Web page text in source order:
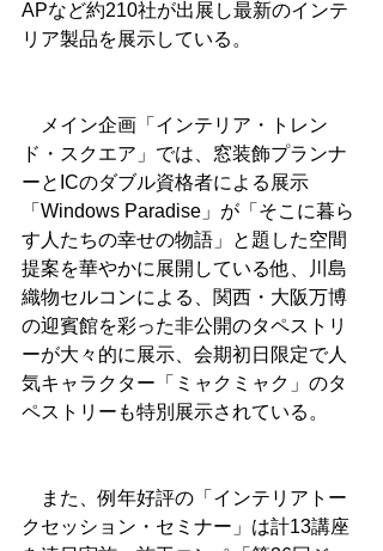
APなど約210社が出展し最新のインテ
リア製品を展示している。
メイン企画「インテリア・トレン
ド・スクエア」では、窓装飾プランナ
ーとICのダブル資格者による展示
「Windows Paradise」が「そこに暮ら
す人たちの幸せの物語」と題した空間
提案を華やかに展開している他、川島
織物セルコンによる、関西・大阪万博
の迎賓館を彩った非公開のタペストリ
ーが大々的に展示、会期初日限定で人
気キャラクター「ミャクミャク」のタ
ペストリーも特別展示されている。
また、例年好評の「インテリアトー
クセッション・セミナー」は計13講座